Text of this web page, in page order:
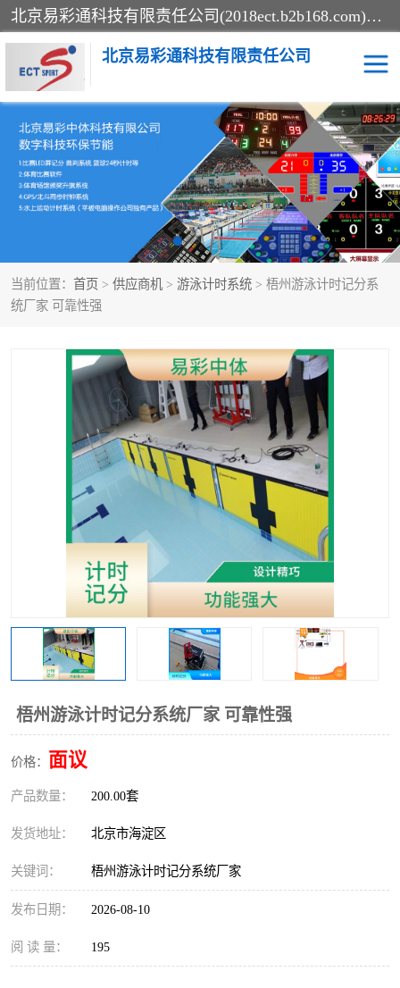
北京易彩通科技有限责任公司(2018ect.b2b168.com)主要提供陕西计时记分系统，全国统一热线：15611947915.北京易彩通科技有限责任公司有一支长期从事智能控制系统研发的高素质的队伍，具有嵌入式系统，视频系统、通信系统、网络系统，体育计时系统的知识和技能。强力打造体育比赛计时计分系统、智能升降旗系统、标准时钟系统、赛事编排及信息发布系统，为用户提供较新的，较廉价的，应用解决方案。
北京易彩通科技有限责任公司
当前位置： 首页 > 供应商机 > 游泳计时系统 > 梧州游泳计时记分系
统厂家 可靠性强
梧州游泳计时记分系统厂家 可靠性强
价格： 面议
产品数量： 200.00套
发货地址： 北京市海淀区
关键词： 梧州游泳计时记分系统厂家
发布日期： 2026-08-10
阅 读 量： 195
记分系统 游泳计时系统
智能颁奖旗系统 GPS同步时钟系统
计时计分及成绩处理系统 计时记分系统
体育场馆影像采集回放系 游泳馆水下摄影采集救生